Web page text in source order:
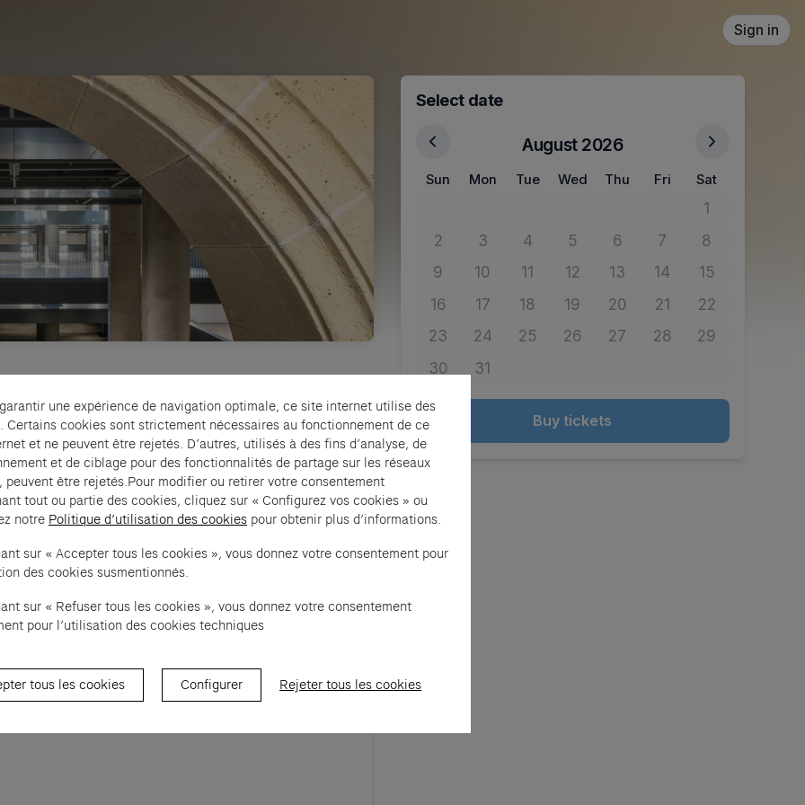
Sign in
perspectives et points de vue étonnants
historique de ce bâtiment du 19e siècle.
de l’histoire de Paris, de l’histoire de
les grandes idées qui traversent
à travers les plateformes, vérins, moteurs pour tout
Select date
August 2026
Sun Mon Tue Wed Thu Fri Sat
1No tickets
2No tickets available
3
No tickets available
4No tickets available
5
No tickets available
6No tickets available
7No tickets available
8No tickets
9No tickets available
10No tickets available
11No tickets available
12No tickets available
13No tickets available
14No tickets available
15No tickets
16No tickets available
17No tickets available
18No tickets available
19No tickets available
20No tickets available
21No tickets available
22No tickets
23No tickets available
24No tickets available
25No tickets available
26No tickets available
27No tickets available
28No tickets available
29No tickets
30
No tickets available
31No tickets available
Buy tickets
une expérience de navigation optimale, ce site internet utilise des
Certains cookies sont strictement nécessaires au fonctionnement de ce
et ne peuvent être rejetés. D’autres, utilisés à des fins d’analyse, de
et de ciblage pour des fonctionnalités de partage sur les réseaux
peuvent être rejetés.Pour modifier ou retirer votre consentement
tout ou partie des cookies, cliquez sur « Configurez vos cookies » ou
notre Politique d’utilisation des cookies pour obtenir plus d’informations.
sur « Accepter tous les cookies », vous donnez votre consentement pour
des cookies susmentionnés.
sur « Refuser tous les cookies », vous donnez votre consentement
pour l’utilisation des cookies techniques
tous les cookies Configurer Rejeter tous les cookies